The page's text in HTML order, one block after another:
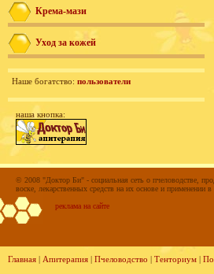
Крема-мази
Уход за кожей
Наше богатство: пользователи
наша кнопка:
© 2008 "Доктор Би" - социальная сеть о пчеловодстве,
воске, лекарственных средств на их основе и применении
реклама на сайте
Главная | Апитерапия | Пчеловодство | Тенториум |